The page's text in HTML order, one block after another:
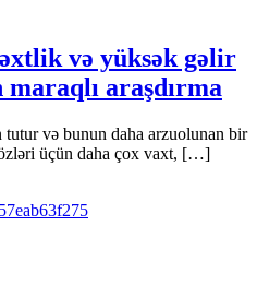
və yüksək gəlir
araşdırma
və bunun daha arzuolunan bir
üçün daha çox vaxt, […]